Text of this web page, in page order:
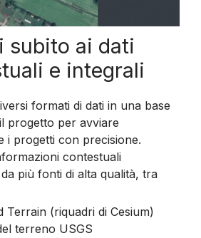
subito ai dati
e integrali
formati di dati in una base
progetto per avviare
i progetti con precisione.
contestuali
più fonti di alta qualità, tra
Terrain (riquadri di Cesium)
terreno USGS